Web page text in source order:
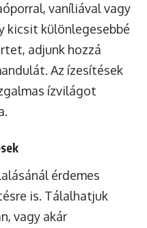
vaníliával vagy
kicsit különlegesebbé
adjunk hozzá
Az ízesítések
ízvilágot
érdemes
is. Tálalhatjuk
vagy akár